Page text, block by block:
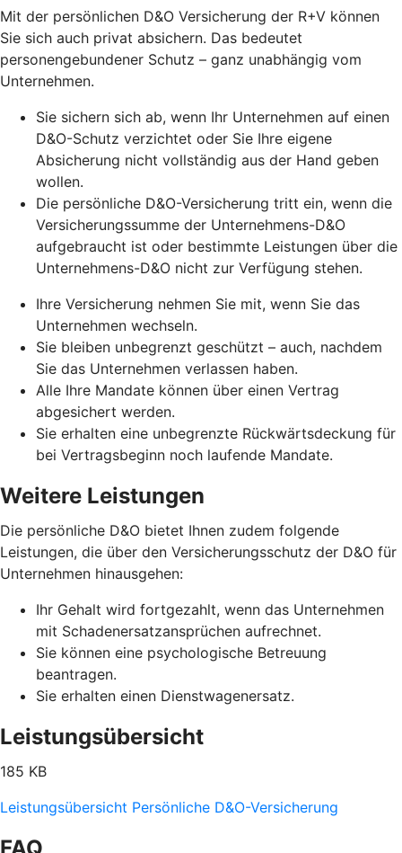
Mit der persönlichen D&O Versicherung der R+V können
Sie sich auch privat absichern. Das bedeutet
personengebundener Schutz – ganz unabhängig vom
Unternehmen.
Sie sichern sich ab, wenn Ihr Unternehmen auf einen
D&O-Schutz verzichtet oder Sie Ihre eigene
Absicherung nicht vollständig aus der Hand geben
wollen.
Die persönliche D&O-Versicherung tritt ein, wenn die
Versicherungssumme der Unternehmens-D&O
aufgebraucht ist oder bestimmte Leistungen über die
Unternehmens-D&O nicht zur Verfügung stehen.
Ihre Versicherung nehmen Sie mit, wenn Sie das
Unternehmen wechseln.
Sie bleiben unbegrenzt geschützt – auch, nachdem
Sie das Unternehmen verlassen haben.
Alle Ihre Mandate können über einen Vertrag
abgesichert werden.
Sie erhalten eine unbegrenzte Rückwärtsdeckung für
bei Vertragsbeginn noch laufende Mandate.
Weitere Leistungen
Die persönliche D&O bietet Ihnen zudem folgende
Leistungen, die über den Versicherungsschutz der D&O für
Unternehmen hinausgehen:
Ihr Gehalt wird fortgezahlt, wenn das Unternehmen
mit Schadenersatzansprüchen aufrechnet.
Sie können eine psychologische Betreuung
beantragen.
Sie erhalten einen Dienstwagenersatz.
Leistungsübersicht
185 KB
Leistungsübersicht Persönliche D&O-Versicherung
FAQ